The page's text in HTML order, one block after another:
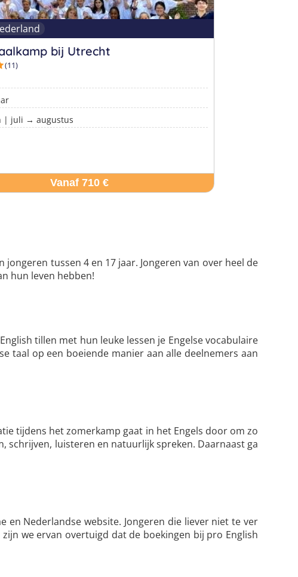
bij Utrecht
(11)
| juli → augustus
Vanaf 710 €
tussen 4 en 17 jaar. Jongeren van over heel de
hun leven hebben!
tillen met hun leuke lessen je Engelse vocabulaire
taal op een boeiende manier aan alle deelnemers aan
tijdens het zomerkamp gaat in het Engels door om zo
schrijven, luisteren en natuurlijk spreken. Daarnaast ga
en Nederlandse website. Jongeren die liever niet te ver
we ervan overtuigd dat de boekingen bij pro English